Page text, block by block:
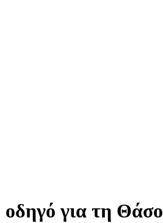
οδηγό για τη Θάσο